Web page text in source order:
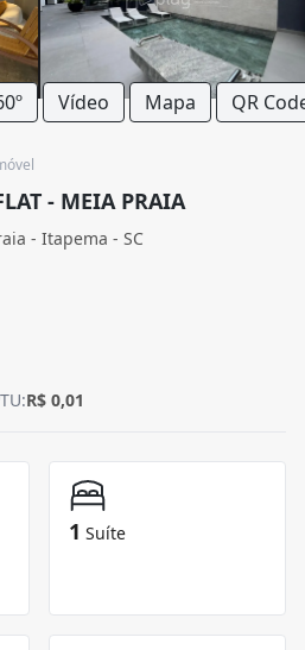
Vídeo Mapa QR
- MEIA PRAIA
- Itapema - SC
R$ 0,01
1 Suíte